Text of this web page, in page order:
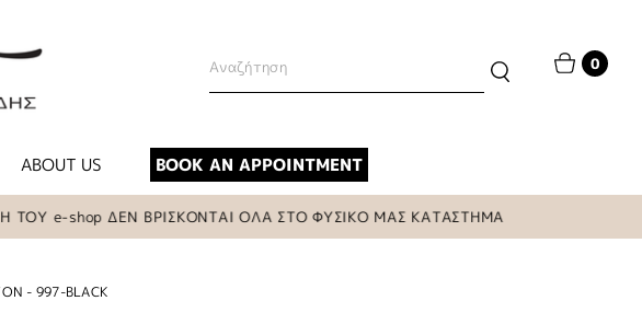
0
ABOUT US BOOK AN APPOINTMENT
shop ΔΕΝ ΒΡΙΣΚΟΝΤΑΙ ΟΛΑ ΣΤΟ ΦΥΣΙΚΟ ΜΑΣ ΚΑΤΑΣΤΗΜΑ
- 997-BLACK